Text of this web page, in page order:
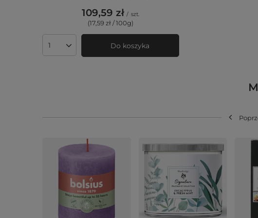
109,59 zł / szt.
(17,59 zł / 100g)
Ilość produktów Do koszyka